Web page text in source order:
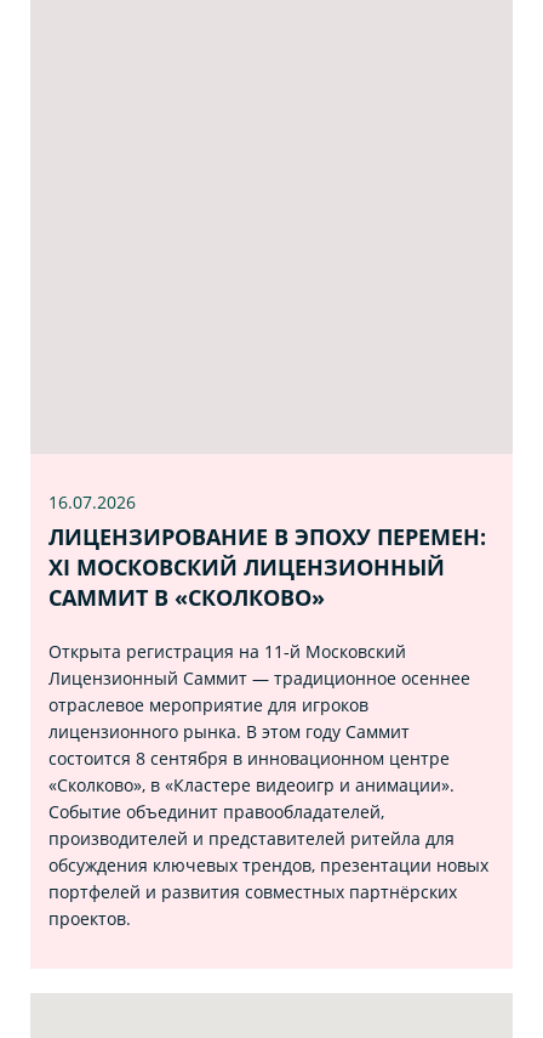
16.07.2026
ЛИЦЕНЗИРОВАНИЕ В ЭПОХУ ПЕРЕМЕН:
XI МОСКОВСКИЙ ЛИЦЕНЗИОННЫЙ
САММИТ В «СКОЛКОВО»
Открыта регистрация на 11‑й Московский
Лицензионный Саммит — традиционное осеннее
отраслевое мероприятие для игроков
лицензионного рынка. В этом году Саммит
состоится 8 сентября в инновационном центре
«Сколково», в «Кластере видеоигр и анимации».
Событие объединит правообладателей,
производителей и представителей ритейла для
обсуждения ключевых трендов, презентации новых
портфелей и развития совместных партнёрских
проектов.